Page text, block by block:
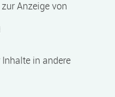
aktiv
Anzeige von
in andere